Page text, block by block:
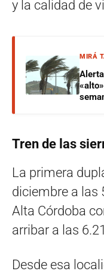
y la calidad de
MIRÁ
Tren de las
La primera
diciembre a las
Alta Córdoba
arribar a las
Desde esa